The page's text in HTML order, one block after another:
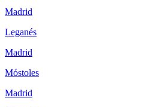
Madrid
Leganés
Madrid
Móstoles
Madrid